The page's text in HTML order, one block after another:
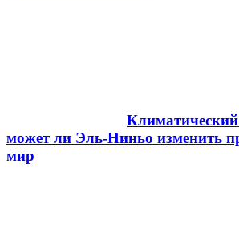
может ли Эль-Ниньо изменить
мир